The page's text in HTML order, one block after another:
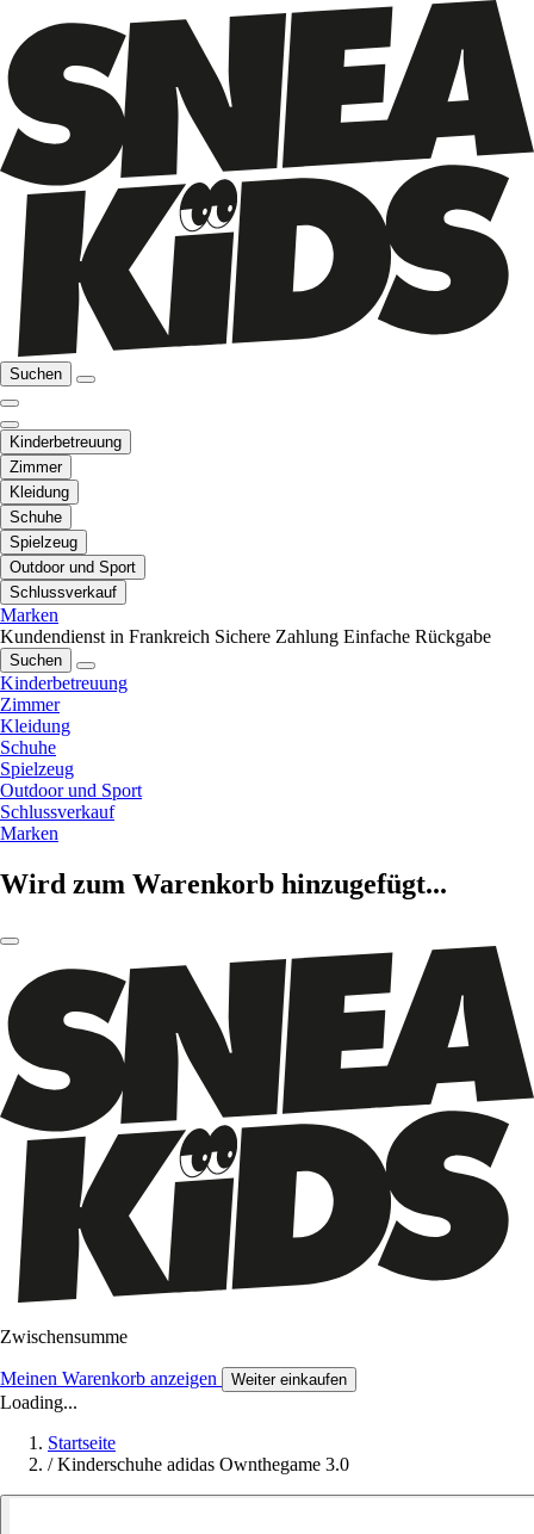
Suchen
Kinderbetreuung
Zimmer
Kleidung
Schuhe
Spielzeug
Outdoor und Sport
Schlussverkauf
Marken
Kundendienst in Frankreich Sichere Zahlung Einfache Rückgabe
Suchen
Kinderbetreuung
Zimmer
Kleidung
Schuhe
Spielzeug
Outdoor und Sport
Schlussverkauf
Marken
Wird zum Warenkorb hinzugefügt...
Zwischensumme
Meinen Warenkorb anzeigen Weiter einkaufen
Loading...
Startseite
/ Kinderschuhe adidas Ownthegame 3.0